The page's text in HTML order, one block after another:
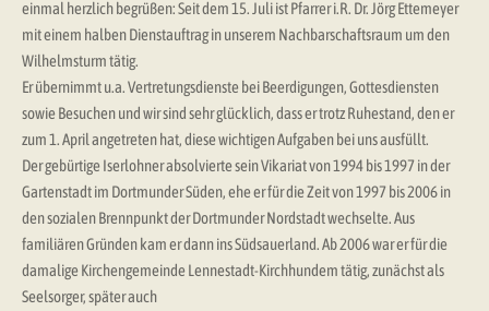
einmal herzlich begrüßen: Seit dem 15. Juli ist Pfarrer i.R. Dr. Jörg Ettemeyer
mit einem halben Dienstauftrag in unserem Nachbarschaftsraum um den
Wilhelmsturm tätig.
Er übernimmt u.a. Vertretungsdienste bei Beerdigungen, Gottesdiensten
sowie Besuchen und wir sind sehr glücklich, dass er trotz Ruhestand, den er
zum 1. April angetreten hat, diese wichtigen Aufgaben bei uns ausfüllt.
Der gebürtige Iserlohner absolvierte sein Vikariat von 1994 bis 1997 in der
Gartenstadt im Dortmunder Süden, ehe er für die Zeit von 1997 bis 2006 in
den sozialen Brennpunkt der Dortmunder Nordstadt wechselte. Aus
familiären Gründen kam er dann ins Südsauerland. Ab 2006 war er für die
damalige Kirchengemeinde Lennestadt-Kirchhundem tätig, zunächst als
Seelsorger, später auch